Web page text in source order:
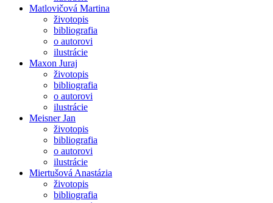
Matlovičová Martina
životopis
bibliografia
o autorovi
ilustrácie
Maxon Juraj
životopis
bibliografia
o autorovi
ilustrácie
Meisner Jan
životopis
bibliografia
o autorovi
ilustrácie
Miertušová Anastázia
životopis
bibliografia